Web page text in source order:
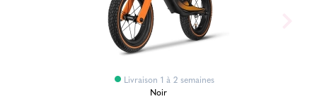
Livraison 1 à 2 semaines
Noir